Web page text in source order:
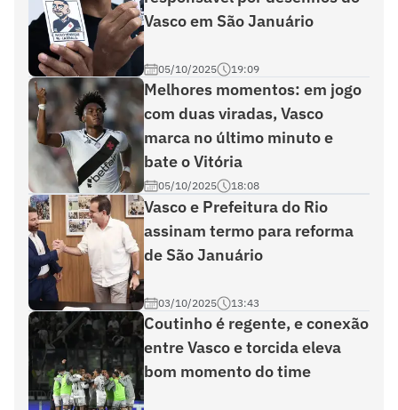
Vasco em São Januário
05/10/2025 19:09
Melhores momentos: em jogo
com duas viradas, Vasco
marca no último minuto e
bate o Vitória
05/10/2025 18:08
Vasco e Prefeitura do Rio
assinam termo para reforma
de São Januário
03/10/2025 13:43
Coutinho é regente, e conexão
entre Vasco e torcida eleva
bom momento do time